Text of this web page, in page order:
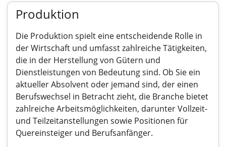
Produktion
Die Produktion spielt eine entscheidende Rolle in
der Wirtschaft und umfasst zahlreiche Tätigkeiten,
die in der Herstellung von Gütern und
Dienstleistungen von Bedeutung sind. Ob Sie ein
aktueller Absolvent oder jemand sind, der einen
Berufswechsel in Betracht zieht, die Branche bietet
zahlreiche Arbeitsmöglichkeiten, darunter Vollzeit-
und Teilzeitanstellungen sowie Positionen für
Quereinsteiger und Berufsanfänger.